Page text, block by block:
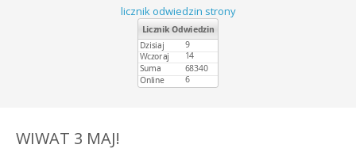
licznik odwiedzin strony
WIWAT 3 MAJ!